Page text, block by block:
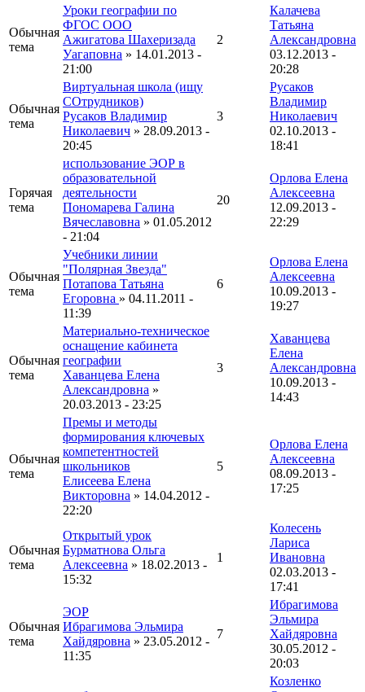
Обычная
тема
Уроки географии по
ФГОС ООО
Ажигатова Шахеризада
Уагаповна » 14.01.2013 -
21:00
2
Калачева
Татьяна
Александровна
03.12.2013 -
20:28
Обычная
тема
Виртуальная школа (ищу
СОтрудников)
Русаков Владимир
Николаевич » 28.09.2013 -
20:45
3
Русаков
Владимир
Николаевич
02.10.2013 -
18:41
Горячая
тема
использование ЭОР в
образовательной
деятельности
Пономарева Галина
Вячеславовна » 01.05.2012
- 21:04
20
Орлова Елена
Алексеевна
12.09.2013 -
22:29
Обычная
тема
Учебники линии
"Полярная Звезда"
Потапова Татьяна
Егоровна » 04.11.2011 -
11:39
6
Орлова Елена
Алексеевна
10.09.2013 -
19:27
Обычная
тема
Материально-техническое
оснащение кабинета
географии
Хаванцева Елена
Александровна »
20.03.2013 - 23:25
3
Хаванцева
Елена
Александровна
10.09.2013 -
14:43
Обычная
тема
Премы и методы
формирования ключевых
компетентностей
школьников
Елисеева Елена
Викторовна » 14.04.2012 -
22:20
5
Орлова Елена
Алексеевна
08.09.2013 -
17:25
Обычная
тема
Открытый урок
Бурматнова Ольга
Алексеевна » 18.02.2013 -
15:32
1
Колесень
Лариса
Ивановна
02.03.2013 -
17:41
Обычная
тема
ЭОР
Ибрагимова Эльмира
Хайдяровна » 23.05.2012 -
11:35
7
Ибрагимова
Эльмира
Хайдяровна
30.05.2012 -
20:03
Козленко